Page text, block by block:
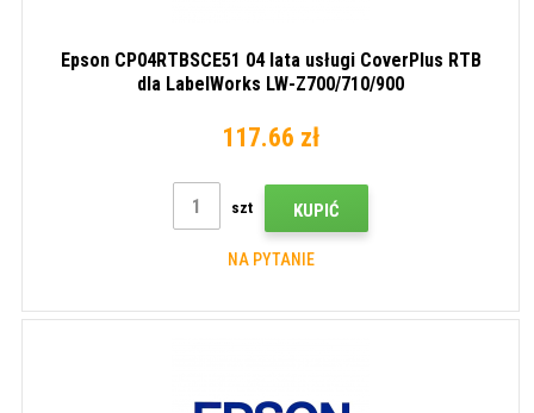
Epson CP04RTBSCE51 04 lata usługi CoverPlus RTB
dla LabelWorks LW-Z700/710/900
117.66 zł
szt KUPIĆ
NA PYTANIE